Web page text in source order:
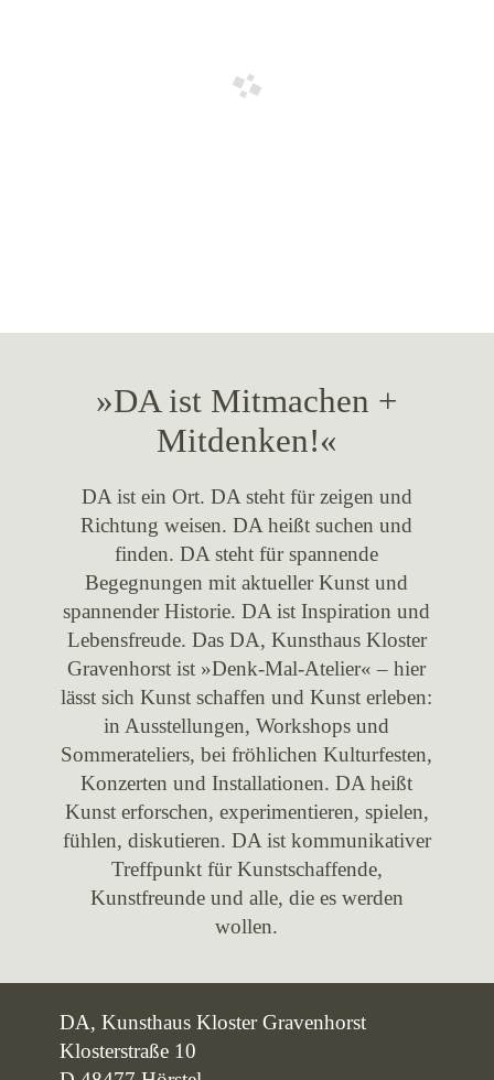
»DA ist Mitmachen +
Mitdenken!«
DA ist ein Ort. DA steht für zeigen und
Richtung weisen. DA heißt suchen und
finden. DA steht für spannende
Begegnungen mit aktueller Kunst und
spannender Historie. DA ist Inspiration und
Lebensfreude. Das DA, Kunsthaus Kloster
Gravenhorst ist »Denk-Mal-Atelier« – hier
lässt sich Kunst schaffen und Kunst erleben:
in Ausstellungen, Workshops und
Sommerateliers, bei fröhlichen Kulturfesten,
Konzerten und Installationen. DA heißt
Kunst erforschen, experimentieren, spielen,
fühlen, diskutieren. DA ist kommunikativer
Treffpunkt für Kunstschaffende,
Kunstfreunde und alle, die es werden
wollen.
DA, Kunsthaus Kloster Gravenhorst
Klosterstraße 10